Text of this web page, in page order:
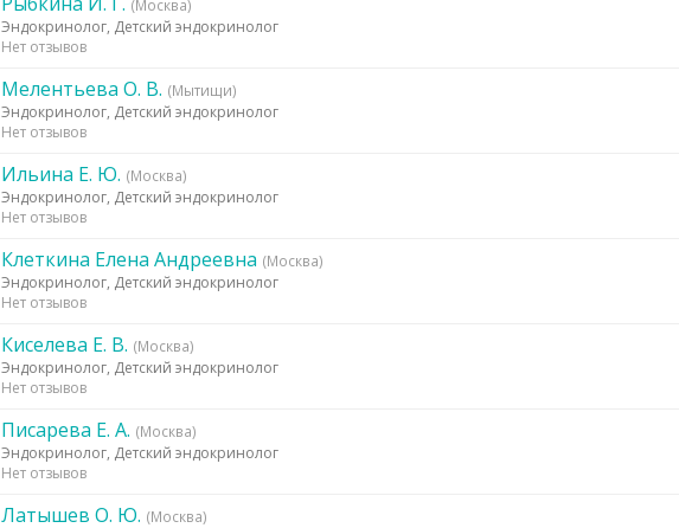
(Москва)
Эндокринолог, Детский эндокринолог
Нет отзывов
Мелентьева О. В. (Мытищи)
Эндокринолог, Детский эндокринолог
Нет отзывов
Ильина Е. Ю. (Москва)
Эндокринолог, Детский эндокринолог
Нет отзывов
Клеткина Елена Андреевна (Москва)
Эндокринолог, Детский эндокринолог
Нет отзывов
Киселева Е. В. (Москва)
Эндокринолог, Детский эндокринолог
Нет отзывов
Писарева Е. А. (Москва)
Эндокринолог, Детский эндокринолог
Нет отзывов
Латышев О. Ю. (Москва)